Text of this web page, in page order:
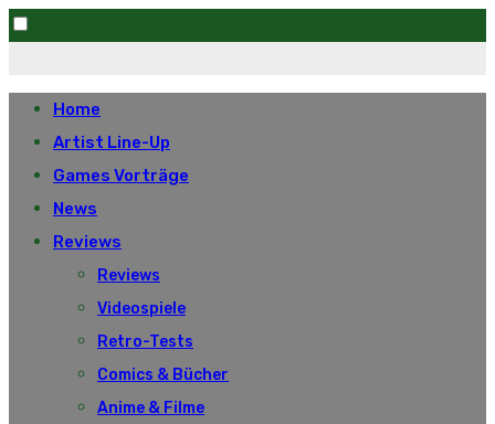
to
content
Home
Artist Line-Up
Games Vorträge
News
Reviews
Reviews
Videospiele
Retro-Tests
Comics & Bücher
Anime & Filme